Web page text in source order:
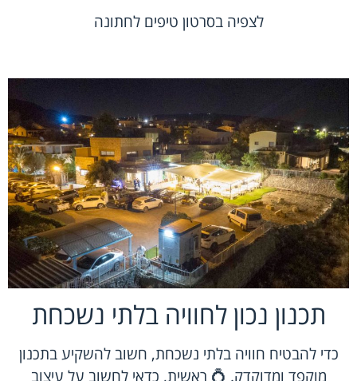
לצפיה בסרטון טיפים לחתונה
תכנון נכון לחוויה בלתי נשכחת
כדי להבטיח חוויה בלתי נשכחת, חשוב להשקיע בתכנון
מוקפד ומדוקדק. 💍 ראשית, כדאי לחשוב על עיצוב